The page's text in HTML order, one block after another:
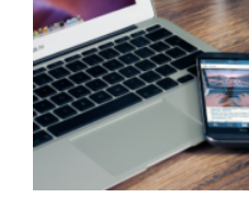
Quelle stratégie